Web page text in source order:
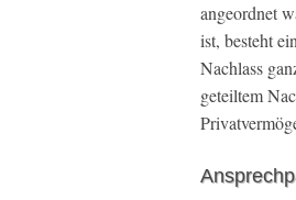
angeordnet
ist, besteht
Nachlass
geteiltem